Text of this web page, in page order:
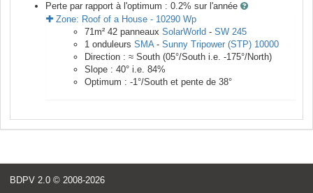
Perte par rapport à l'optimum : 0.2% sur l'année
Zone: Roof of a House - 10290 Wp
71m² 42 panneaux SolarWorld - SW 245
1 onduleurs SMA- Sunny Tripower (STP) 10000
Direction : ≈ South (05°/South i.e. -175°/North)
Slope : 40° i.e. 84%
Optimum : -1°/South et pente de 38°
BDPV 2.0 © 2008-2026